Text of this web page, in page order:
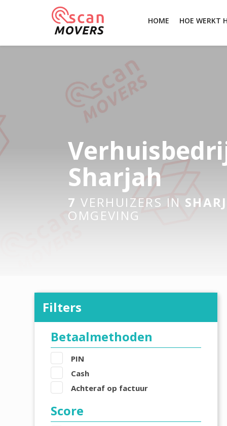
HOME HOE WERKT
Sharjah
7 VERHUIZERS IN
OMGEVING
Filters
Betaalmethoden
PIN
Cash
Achteraf op factuur
Score